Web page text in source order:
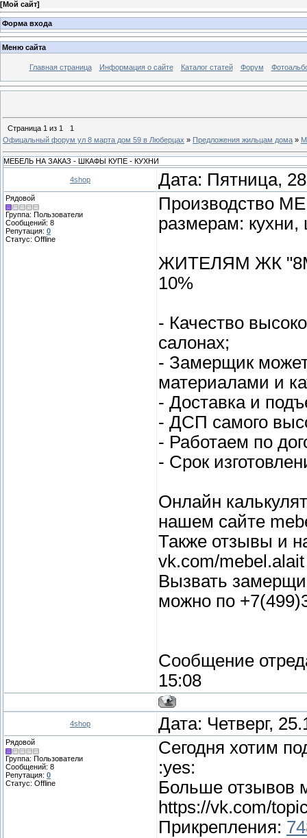
[Мой сайт]
Форма входа
Меню сайта
Главная страница Информация о сайте Каталог статей Форум
Страница 1 из 1
1
Офицальный форум ул 8 марта дом 59 в Люберцах » Предложения жильцам дома »
МЕБЕЛЬ НА ЗАКАЗ - ШКАФЫ КУПЕ - КУХНИ
4shop Дата: Пятница,
Рядовой
Группа: Пользователи
Сообщений: 8
Репутация: 0
Статус: Offline
Производство
размерам:
ЖИТЕЛЯМ ЖК
10%
- Качество
салонах;
- Замерщик
материалами и
- Доставка и
- ДСП самого
- Работаем по
- Срок
Онлайн
нашем сайте
Также отзывы и
vk.com/mebel.alait
Вызвать
можно по
Сообщение
15:08
4shop Дата: Четверг,
Рядовой
Группа: Пользователи
Сообщений: 8
Репутация: 0
Статус: Offline
Сегодня хотим
:yes:
Больше отзывов
https://vk.com/
Прикрепления: